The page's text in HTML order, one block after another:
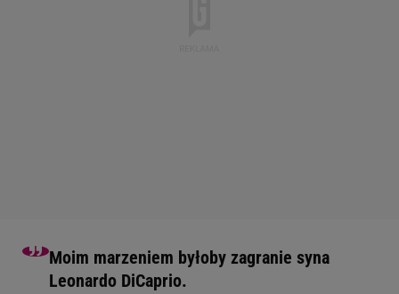
Moim marzeniem byłoby zagranie syna
Leonardo DiCaprio.